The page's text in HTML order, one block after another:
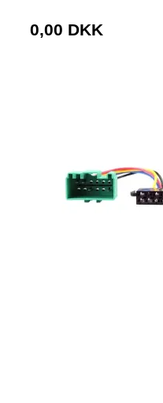
0,00 DKK